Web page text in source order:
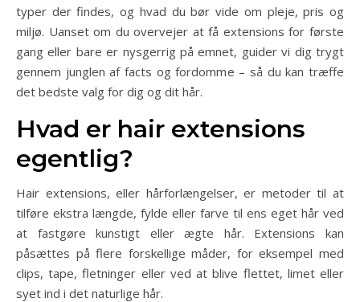
typer der findes, og hvad du bør vide om pleje, pris og
miljø. Uanset om du overvejer at få extensions for første
gang eller bare er nysgerrig på emnet, guider vi dig trygt
gennem junglen af facts og fordomme – så du kan træffe
det bedste valg for dig og dit hår.
Hvad er hair extensions
egentlig?
Hair extensions, eller hårforlængelser, er metoder til at
tilføre ekstra længde, fylde eller farve til ens eget hår ved
at fastgøre kunstigt eller ægte hår. Extensions kan
påsættes på flere forskellige måder, for eksempel med
clips, tape, fletninger eller ved at blive flettet, limet eller
syet ind i det naturlige hår.